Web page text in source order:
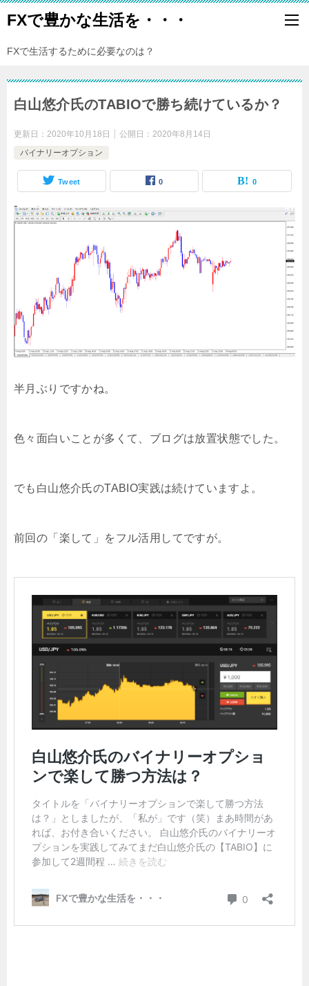
FXで豊かな生活を・・・
FXで生活するために必要なのは？
白山悠介氏のTABIOで勝ち続けているか？
更新日： 2020年10月18日 公開日： 2020年8月14日
バイナリーオプション
Tweet 0 0
半月ぶりですかね。
色々面白いことが多くて、ブログは放置状態でした。
でも白山悠介氏のTABIO実践は続けていますよ。
前回の「楽して」をフル活用してですが。